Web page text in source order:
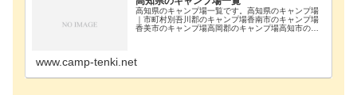
高知県のキャンプ場一覧です。高知県のキャンプ場
｜市町村別吾川郡のキャンプ場香南市のキャンプ場
香美市のキャンプ場高岡郡のキャンプ場高知市のキ
www.camp-tenki.net